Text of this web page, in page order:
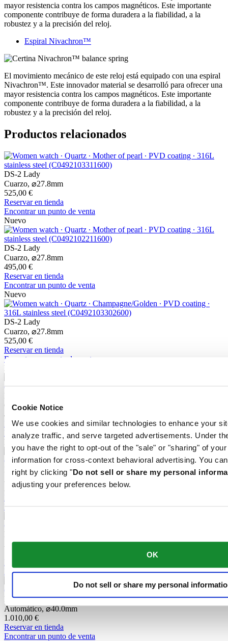
Cookie Notice
We use cookies and similar technologies to enhance your
analyze traffic, and serve targeted advertisements. Under
you have the right to opt-out of the "sale" or "sharing" of
information for cross-context behavioral advertising. You
right by clicking "Do not sell or share my personal
adjusting your preferences below.
OK
Do not sell or share my personal
mayor resistencia contra los campos magnéticos. Este importante
componente contribuye de forma duradera a la fiabilidad, a la
robustez y a la precisión del reloj.
Espiral Nivachron™
El movimiento mecánico de este reloj está equipado con una espiral
Nivachron™. Este innovador material se desarrolló para ofrecer una
mayor resistencia contra los campos magnéticos. Este importante
componente contribuye de forma duradera a la fiabilidad, a la
robustez y a la precisión del reloj.
Productos relacionados
DS-2 Lady
Cuarzo, ⌀27.8mm
525,00 €
Reservar en tienda
Encontrar un punto de venta
Nuevo
DS-2 Lady
Cuarzo, ⌀27.8mm
495,00 €
Reservar en tienda
Encontrar un punto de venta
Nuevo
DS-2 Lady
Cuarzo, ⌀27.8mm
525,00 €
Reservar en tienda
Encontrar un punto de venta
Nuevo
DS-2 Lady
Cuarzo,⌀27.8mm
460,00 €
Reservar en tienda
Encontrar un punto de venta
Nuevo
DS-2 Chronograph Automatic
Automático,
43.4mm
2.250,00 €
Reservar en tienda
Encontrar un punto de venta
DS-2
Automático,⌀40.0mm
Reservar en tienda
Encontrar un punto de venta
DS-2
Automático,⌀40.0mm
1.010,00 €
Reservar en tienda
Encontrar un punto de venta